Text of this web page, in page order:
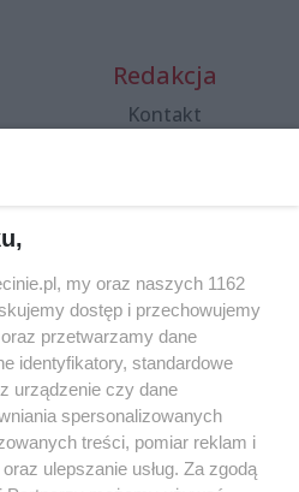
Redakcja
Kontakt
Specjalny koncert z okazji
20. urodzin portalu
wSzczecinie.pl
Regulamin konkursów
śniadaniówka "Hej
Szczecin! Jest piątek!"
my oraz naszych 1162
dostęp i przechowujemy
przetwarzamy dane
identyfikatory, standardowe
urządzenie czy dane
spersonalizowanych
treści, pomiar reklam i
ulepszanie usług. Za zgodą